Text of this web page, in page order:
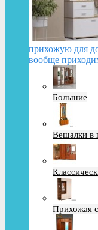
прихожую для
вообще
Большие
Вешалки в
Прихожая